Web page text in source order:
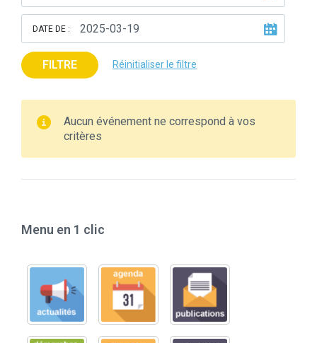
DATE DE :
FILTRE Réinitialiser le filtre
Aucun événement ne correspond à vos
critères
Menu en 1 clic